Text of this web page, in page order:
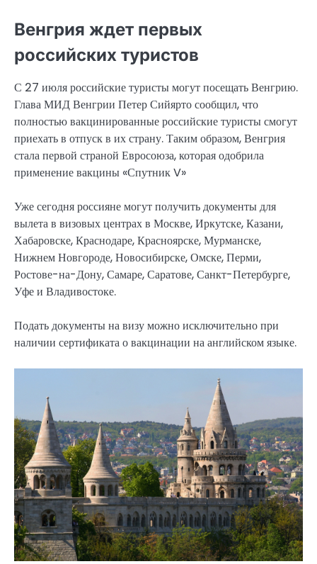
Венгрия ждет первых
российских туристов
С 27 июля российские туристы могут посещать Венгрию.
Глава МИД Венгрии Петер Сийярто сообщил, что
полностью вакцинированные российские туристы смогут
приехать в отпуск в их страну. Таким образом, Венгрия
стала первой страной Евросоюза, которая одобрила
применение вакцины «Спутник V»
Уже сегодня россияне могут получить документы для
вылета в визовых центрах в Москве, Иркутске, Казани,
Хабаровске, Краснодаре, Красноярске, Мурманске,
Нижнем Новгороде, Новосибирске, Омске, Перми,
Ростове-на-Дону, Самаре, Саратове, Санкт-Петербурге,
Уфе и Владивостоке.
Подать документы на визу можно исключительно при
наличии сертификата о вакцинации на английском языке.